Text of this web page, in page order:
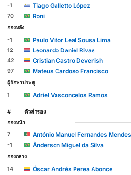
-1 Tiago Galletto López
70 Roni
กองหลัง
-1
Paulo Vitor Leal Sousa Lima
12 Leonardo Daniel Rivas
42 Cristian Castro Devenish
97 Mateus Cardoso Francisco
ผู้รักษาประตู
1
Adriel Vasconcelos Ramos
# ตัวสำรอง
กองหน้า
7
António Manuel Fernandes Mendes
-1 Ânderson Miguel da Silva
กองกลาง
14
Óscar Andrés Perea Abonce